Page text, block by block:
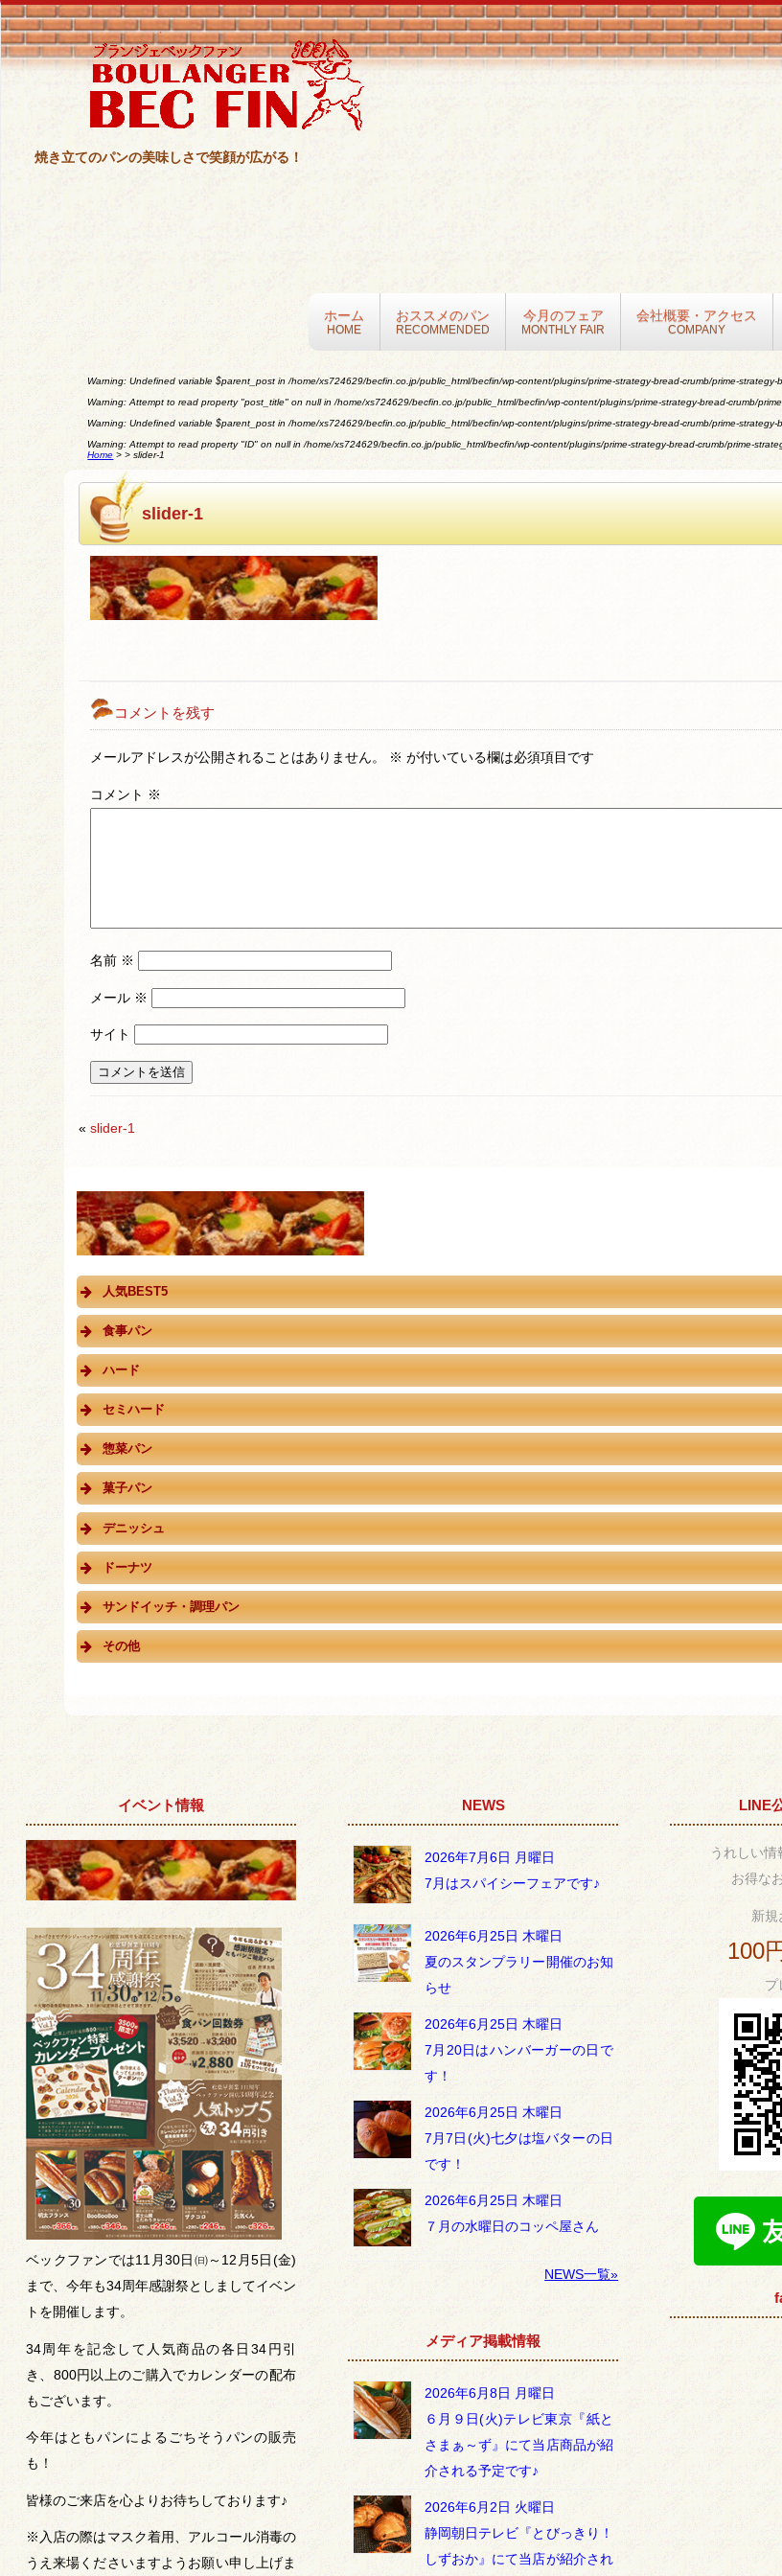
焼き立てのパンの美味しさで笑顔が広がる！
ホーム
HOME
おススメのパン
RECOMMENDED
今月のフェア
MONTHLY FAIR
会社概要・アクセス
COMPANY
Warning: Undefined variable $parent_post in/home/xs724629/becfin.co.jp/public_html/becfin/wp-content/plugins/prime-strategy-bread-crumb/prime-strategy-
Warning: Attempt to read property "post_title" on null in/home/xs724629/becfin.co.jp/public_html/becfin/wp-content/plugins/prime-strategy-bread-crumb/
Warning: Undefined variable $parent_post in/home/xs724629/becfin.co.jp/public_html/becfin/wp-content/plugins/prime-strategy-bread-crumb/prime-strategy-
Warning: Attempt to read property "ID" on null in/home/xs724629/becfin.co.jp/public_html/becfin/wp-content/plugins/prime-strategy-bread-crumb/prime-
Home >>slider-1
slider-1
コメントを残す
メールアドレスが公開されることはありません。 ※ が付いている欄は必須項目です
コメント ※
名前 ※
メール ※
サイト
«slider-1
人気BEST5
食事パン
ハード
セミハード
惣菜パン
菓子パン
デニッシュ
ドーナツ
サンドイッチ・調理パン
その他
イベント情報
ベックファンでは11月30日㈰～12月5日(金)
まで、今年も34周年感謝祭としましてイベン
トを開催します。
34周年を記念して人気商品の各日34円引
き、800円以上のご購入でカレンダーの配布
もございます。
今年はともパンによるごちそうパンの販売
も！
皆様のご来店を心よりお待ちしております♪
※入店の際はマスク着用、アルコール消毒の
うえ来場くださいますようお願い申し上げま
NEWS
2026年7月6日 月曜日
7月はスパイシーフェアです♪
2026年6月25日 木曜日
夏のスタンプラリー開催のお知
らせ
2026年6月25日 木曜日
7月20日はハンバーガーの日で
す！
2026年6月25日 木曜日
7月7日(火)七夕は塩バターの日
です！
2026年6月25日 木曜日
７月の水曜日のコッペ屋さん
NEWS一覧»
メディア掲載情報
2026年6月8日 月曜日
６月９日(火)テレビ東京『紙と
さまぁ～ず』にて当店商品が紹
介される予定です♪
2026年6月2日 火曜日
静岡朝日テレビ『とびっきり！
しずおか』にて当店が紹介され
LINE
うれしい情
お得な
新規
100
プ